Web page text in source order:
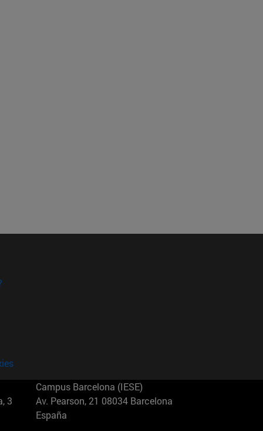
3
Campus Barcelona (IESE)
Av. Pearson, 21 08034 Barcelona
España